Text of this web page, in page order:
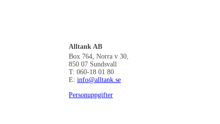
Alltank AB
Box 764, Norra v 30,
850 07 Sundsvall
T: 060-18 01 80
E: info@alltank.se
Personuppgifter